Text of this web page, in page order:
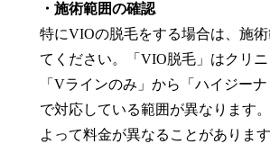
・施術範囲の確認
特にVIOの脱毛をする場合は、施
てください。「VIO脱毛」はクリ
「Vラインのみ」から「ハイジー
で対応している範囲が異なります
よって料金が異なることがあります